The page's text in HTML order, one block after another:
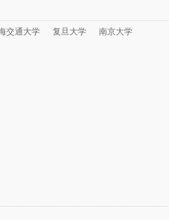
交通大学 复旦大学 南京大学